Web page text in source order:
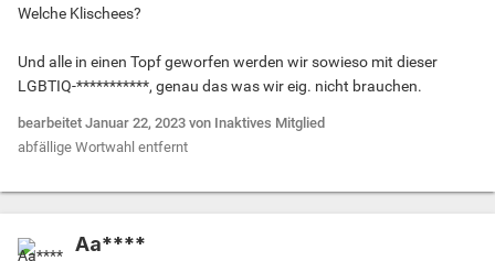
Welche Klischees?
Und alle in einen Topf geworfen werden wir sowieso mit dieser
LGBTIQ-***********, genau das was wir eig. nicht brauchen.
bearbeitet Januar 22, 2023 von Inaktives Mitglied
abfällige Wortwahl entfernt
Aa****